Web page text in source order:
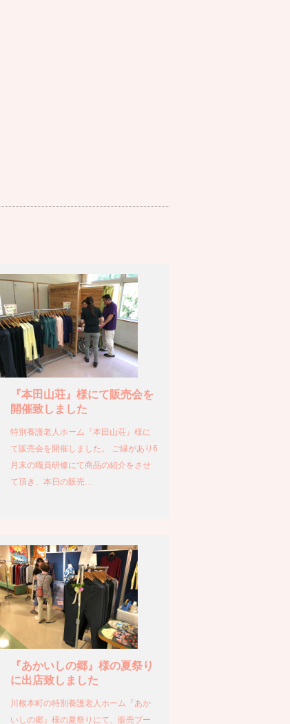
『本田山荘』様にて販売会を
開催致しました
特別養護老人ホーム『本田山荘』様に
て販売会を開催しました。 ご縁があり6
月末の職員研修にて商品の紹介をさせ
て頂き、本日の販売…
『あかいしの郷』様の夏祭り
に出店致しました
川根本町の特別養護老人ホーム『あか
いしの郷』様の夏祭りにて、販売ブー